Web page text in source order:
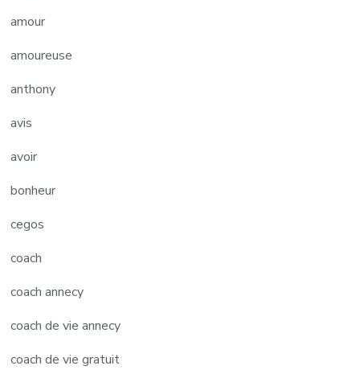
amour
amoureuse
anthony
avis
avoir
bonheur
cegos
coach
coach annecy
coach de vie annecy
coach de vie gratuit